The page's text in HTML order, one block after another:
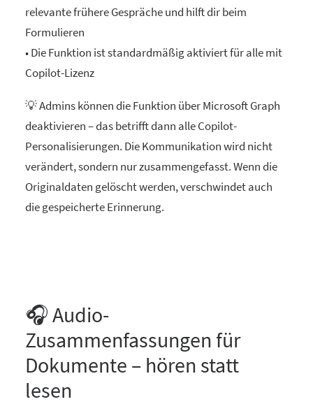
relevante frühere Gespräche und hilft dir beim
Formulieren
• Die Funktion ist standardmäßig aktiviert für alle mit
Copilot-Lizenz
💡 Admins können die Funktion über Microsoft Graph
deaktivieren – das betrifft dann alle Copilot-
Personalisierungen. Die Kommunikation wird nicht
verändert, sondern nur zusammengefasst. Wenn die
Originaldaten gelöscht werden, verschwindet auch
die gespeicherte Erinnerung.
🎧 Audio-
Zusammenfassungen für
Dokumente – hören statt
lesen